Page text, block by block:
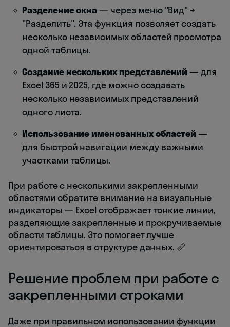
Разделение окна — через меню "Вид" →
"Разделить". Эта функция позволяет создать
несколько независимых областей просмотра
одной таблицы.
Создание нескольких представлений — для
Excel 365 и 2025, где можно создавать
несколько независимых представлений
одного листа.
Использование именованных областей —
для быстрой навигации между важными
участками таблицы.
При работе с несколькими закрепленными
областями обратите внимание на визуальные
индикаторы — Excel отображает тонкие линии,
разделяющие закрепленные и прокручиваемые
области таблицы. Это помогает лучше
ориентироваться в структуре данных. 📏
Решение проблем при работе с
закрепленными строками
Даже при правильном использовании функции